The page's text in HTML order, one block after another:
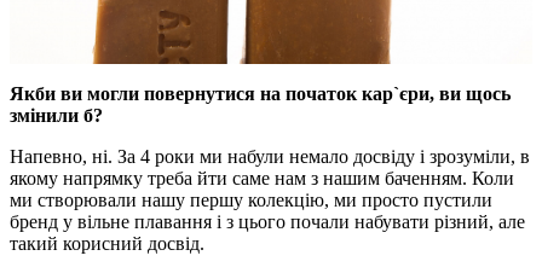
Якби ви могли повернутися на початок кар`єри, ви щось
змінили б?
Напевно, ні. За 4 роки ми набули немало досвіду і зрозуміли, в
якому напрямку треба йти саме нам з нашим баченням. Коли
ми створювали нашу першу колекцію, ми просто пустили
бренд у вільне плавання і з цього почали набувати різний, але
такий корисний досвід.